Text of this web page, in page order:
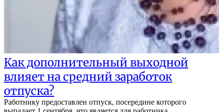
Как дополнительный выходной
влияет на средний заработок
отпуска?
Работнику предоставлен отпуск, посередине которого